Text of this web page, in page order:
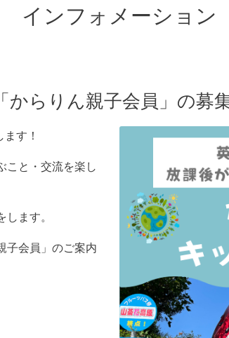
インフォメーション
からりん親子会員」の募
す！
こと・交流を楽し
します。
子会員」のご案内